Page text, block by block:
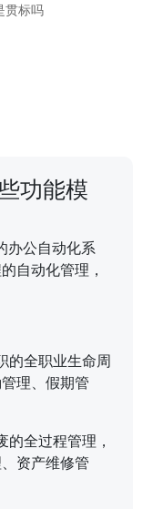
贯标吗
功能模
办公自动化系
自动化管理，
的全职业生命周
理、假期管
全过程管理，
资产维修管